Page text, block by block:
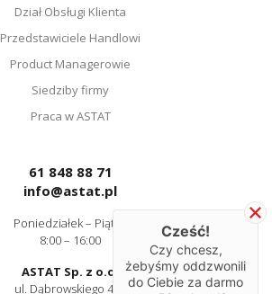
Dział Obsługi Klienta
Przedstawiciele Handlowi
Product Managerowie
Siedziby firmy
Praca w ASTAT
61 848 88 71
info@astat.pl
Poniedziałek – Piątek
8:00 – 16:00
ASTAT Sp. z o.o.
ul. Dąbrowskiego 441
Cześć!
Czy chcesz,
żebyśmy oddzwonili
do Ciebie za darmo